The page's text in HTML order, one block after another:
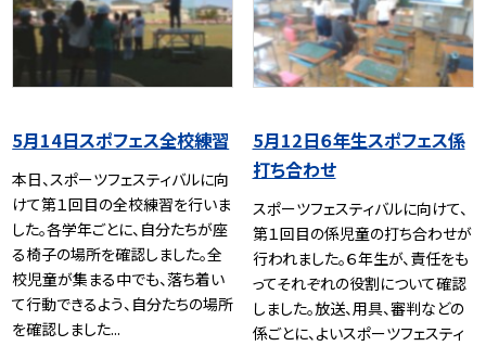
5月14日スポフェス全校練習
本日、スポーツフェスティバルに向
けて第１回目の全校練習を行いま
した。各学年ごとに、自分たちが座
る椅子の場所を確認しました。全
校児童が集まる中でも、落ち着い
て行動できるよう、自分たちの場所
を確認しました...
5月12日６年生スポフェス係
打ち合わせ
スポーツフェスティバルに向けて、
第１回目の係児童の打ち合わせが
行われました。６年生が、責任をも
ってそれぞれの役割について確認
しました。放送、用具、審判などの
係ごとに、よいスポーツフェスティ